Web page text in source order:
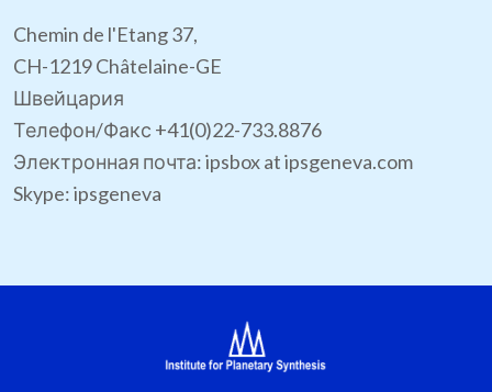
Chemin de l'Etang 37,
CH-1219 Châtelaine-GE
Швейцария
Телефон/Факс +41(0)22-733.8876
Электронная почта: ipsbox at ipsgeneva.com
Skype: ipsgeneva